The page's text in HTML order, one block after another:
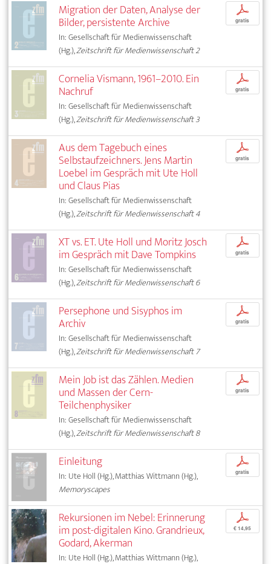
Migration der Daten, Analyse der
Bilder, persistente Archive
In: Gesellschaft für Medienwissenschaft
(Hg.),Zeitschrift für Medienwissenschaft 2
p
gratis
Cornelia Vismann, 1961–2010. Ein
Nachruf
In: Gesellschaft für Medienwissenschaft
(Hg.),Zeitschrift für Medienwissenschaft 3
p
gratis
Aus dem Tagebuch eines
Selbstaufzeichners. Jens Martin
Loebel im Gespräch mit Ute Holl
und Claus Pias
In: Gesellschaft für Medienwissenschaft
(Hg.),Zeitschrift für Medienwissenschaft 4
p
gratis
XT vs. ET. Ute Holl und Moritz Josch
im Gespräch mit Dave Tompkins
In: Gesellschaft für Medienwissenschaft
(Hg.),Zeitschrift für Medienwissenschaft 6
p
gratis
Persephone und Sisyphos im
Archiv
In: Gesellschaft für Medienwissenschaft
(Hg.),Zeitschrift für Medienwissenschaft 7
p
gratis
Mein Job ist das Zählen. Medien
und Massen der Cern-
Teilchenphysiker
In: Gesellschaft für Medienwissenschaft
(Hg.),Zeitschrift für Medienwissenschaft 8
p
gratis
Einleitung
In: Ute Holl (Hg.), Matthias Wittmann (Hg.),
Memoryscapes
p
gratis
Rekursionen im Nebel: Erinnerung
im post-digitalen Kino. Grandrieux,
Godard, Akerman
In: Ute Holl (Hg.), Matthias Wittmann (Hg.),
p
€ 14,95